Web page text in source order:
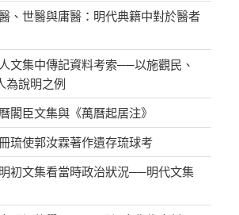
世醫與庸醫：明代典籍中對於醫者
集中傳記資料考索──以施觀民、
為說明之例
臣文集與《萬曆起居注》
使郭汝霖著作遺存琉球考
文集看當時政治狀況──明代文集